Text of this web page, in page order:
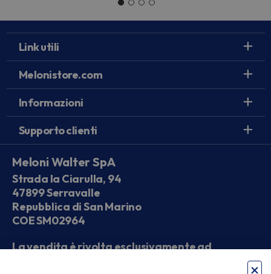
Link utili
Melonistore.com
Informazioni
Supporto clienti
Meloni Walter SpA
Strada la Ciarulla, 94
47899 Serravalle
Repubblica di San Marino
COE SM02964
La vendita è rivolta esclusivamente ad